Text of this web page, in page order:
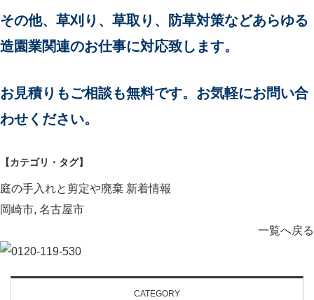
その他、草刈り、草取り、防草対策などあらゆる
造園業関連のお仕事に対応致します。
お見積りもご相談も無料です。お気軽にお問い合
わせください。
【カテゴリ・タグ】
庭の手入れと剪定や廃棄 新着情報
岡崎市, 名古屋市
一覧へ戻る
CATEGORY